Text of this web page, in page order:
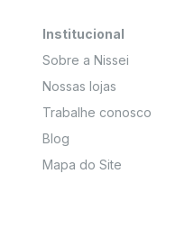
Institucional
Sobre a Nissei
Nossas lojas
Trabalhe conosco
Blog
Mapa do Site